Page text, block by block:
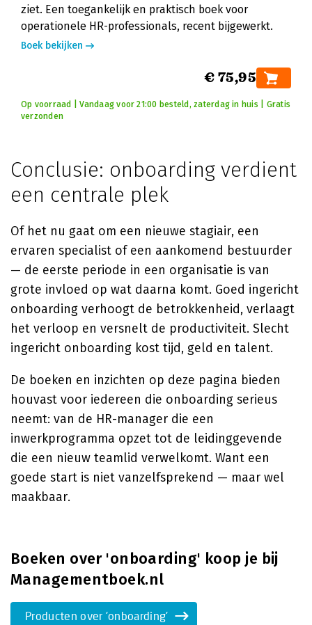
ziet. Een toegankelijk en praktisch boek voor
operationele HR-professionals, recent bijgewerkt.
Boek bekijken
€ 75,95
Op voorraad | Vandaag voor 21:00 besteld, zaterdag in huis | Gratis
verzonden
Conclusie: onboarding verdient
een centrale plek
Of het nu gaat om een nieuwe stagiair, een
ervaren specialist of een aankomend bestuurder
— de eerste periode in een organisatie is van
grote invloed op wat daarna komt. Goed ingericht
onboarding verhoogt de betrokkenheid, verlaagt
het verloop en versnelt de productiviteit. Slecht
ingericht onboarding kost tijd, geld en talent.
De boeken en inzichten op deze pagina bieden
houvast voor iedereen die onboarding serieus
neemt: van de HR-manager die een
inwerkprogramma opzet tot de leidinggevende
die een nieuw teamlid verwelkomt. Want een
goede start is niet vanzelfsprekend — maar wel
maakbaar.
Boeken over 'onboarding' koop je bij
Managementboek.nl
Producten over 'onboarding'